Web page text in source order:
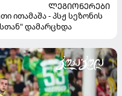
ᲚᲔᲒᲘᲝᲜᲔᲠᲔᲑᲘ
ითამაშა - პსჟ სეზონის
დამარცხდა